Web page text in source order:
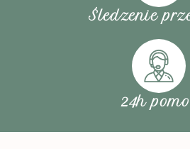
Śledzenie
24h